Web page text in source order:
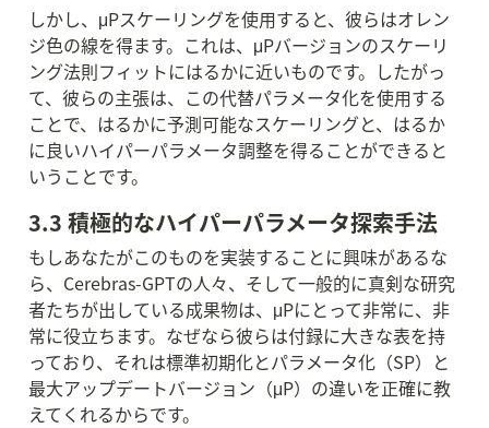
しかし、μPスケーリングを使用すると、彼らはオレン
ジ色の線を得ます。これは、μPバージョンのスケーリ
ング法則フィットにはるかに近いものです。したがっ
て、彼らの主張は、この代替パラメータ化を使用する
ことで、はるかに予測可能なスケーリングと、はるか
に良いハイパーパラメータ調整を得ることができると
いうことです。
3.3 積極的なハイパーパラメータ探索手法
もしあなたがこのものを実装することに興味があるな
ら、Cerebras-GPTの人々、そして一般的に真剣な研究
者たちが出している成果物は、μPにとって非常に、非
常に役立ちます。なぜなら彼らは付録に大きな表を持
っており、それは標準初期化とパラメータ化（SP）と
最大アップデートバージョン（μP）の違いを正確に教
えてくれるからです。